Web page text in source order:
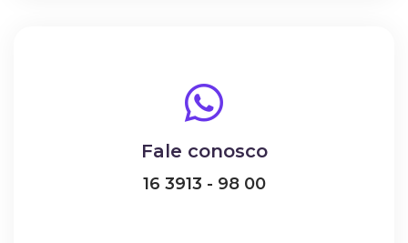
Fale conosco
16 3913 - 98 00